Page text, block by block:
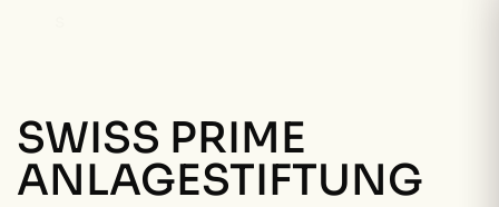
SWISS PRIME
ANLAGESTIFTUNG